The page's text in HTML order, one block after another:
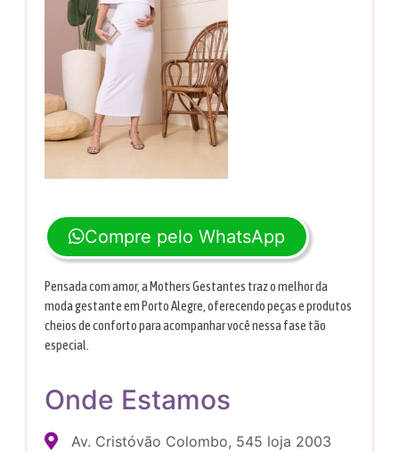
Compre pelo WhatsApp
Pensada com amor, a Mothers Gestantes traz o melhor da
moda gestante em Porto Alegre, oferecendo peças e produtos
cheios de conforto para acompanhar você nessa fase tão
especial.
Onde Estamos
Av. Cristóvão Colombo, 545 loja 2003